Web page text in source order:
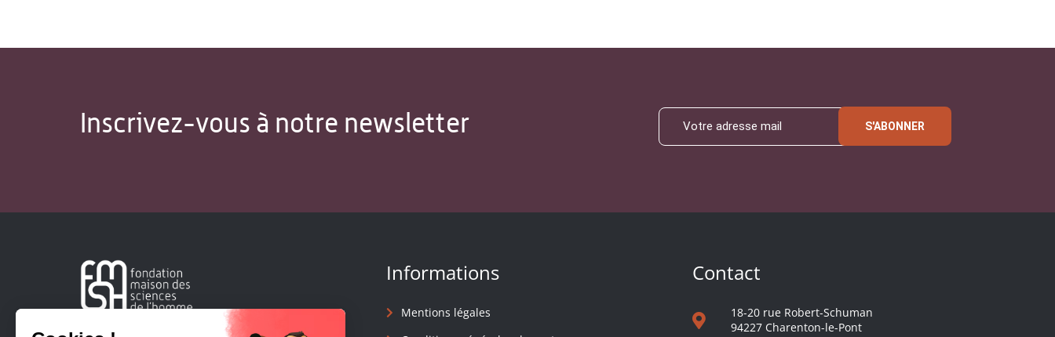
Inscrivez-vous à notre newsletter S'ABONNER
Informations
Mentions légales
Contact
18-20 rue Robert-Schuman
94227 Charenton-le-Pont